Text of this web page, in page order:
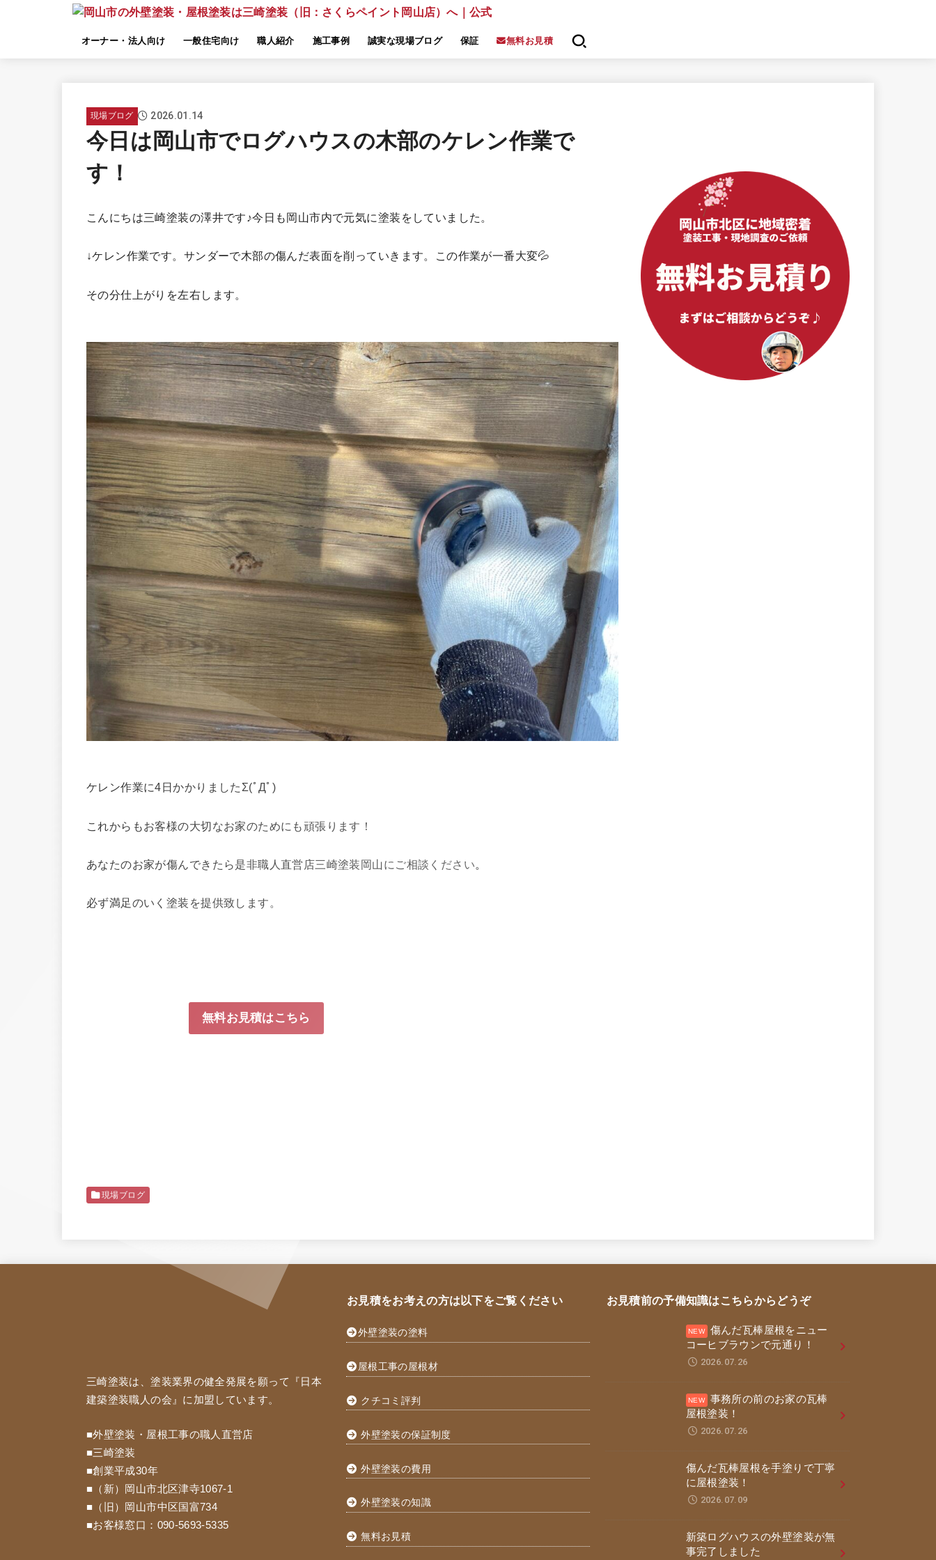
オーナー・法人向け 一般住宅向け 職人紹介 施工事例 誠実な現場ブログ 保証 無料お見積
現場ブログ 2026.01.14
今日は岡山市でログハウスの木部のケレン作業で
す！
こんにちは三崎塗装の澤井です♪今日も岡山市内で元気に塗装をしていました。
↓ケレン作業です。サンダーで木部の傷んだ表面を削っていきます。この作業が一番大変💦
その分仕上がりを左右します。
ケレン作業に4日かかりましたΣ(ﾟДﾟ)
これからもお客様の大切なお家のためにも頑張ります！
あなたのお家が傷んできたら是非職人直営店三崎塗装岡山にご相談ください。
必ず満足のいく塗装を提供致します。
無料お見積はこちら
現場ブログ
三崎塗装は、塗装業界の健全発展を願って『 日本
建築塗装職人の会』に加盟しています。
■外壁塗装・屋根工事の職人直営店
■三崎塗装
■創業平成30年
■（新）岡山市北区津寺1067-1
■（旧）岡山市中区国富734
■お客様窓口： 090-5693-5335
お見積をお考えの方は以下をご覧ください
外壁塗装の塗料
屋根工事の屋根材
クチコミ評判
外壁塗装の保証制度
外壁塗装の費用
外壁塗装の知識
無料お見積
お見積前の予備知識はこちらからどうぞ
傷んだ瓦棒屋根をニュー
コーヒブラウンで元通り！
2026.07.26
事務所の前のお家の瓦棒
屋根塗装！
2026.07.26
傷んだ瓦棒屋根を手塗りで丁寧
に屋根塗装！
2026.07.09
新築ログハウスの外壁塗装が無
事完了しました